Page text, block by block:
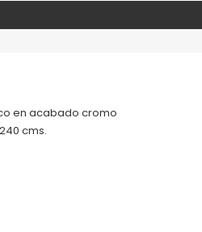
en acabado cromo
cms.